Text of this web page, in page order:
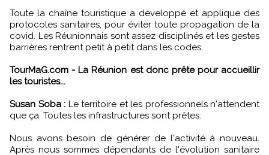
Toute la chaîne touristique a développé et applique des
protocoles sanitaires, pour éviter toute propagation de la
covid. Les Réunionnais sont assez disciplinés et les gestes
barrières rentrent petit à petit dans les codes.
TourMaG.com - La Réunion est donc prête pour accueillir
les touristes...
Susan Soba : Le territoire et les professionnels n'attendent
que ça. Toutes les infrastructures sont prêtes.
Nous avons besoin de générer de l'activité à nouveau.
Après nous sommes dépendants de l'évolution sanitaire